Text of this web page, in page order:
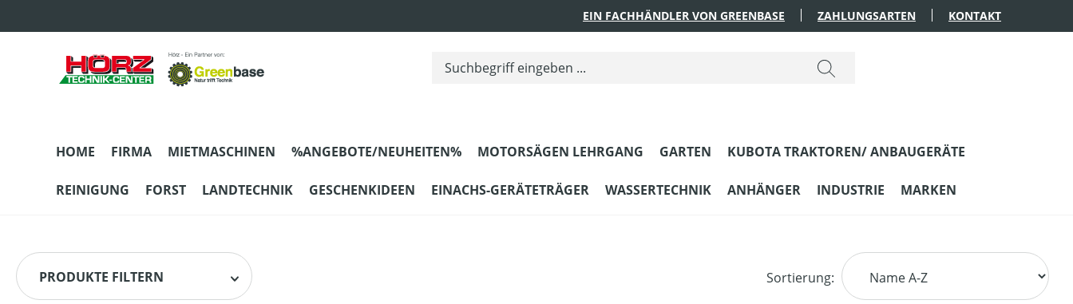
EIN FACHHÄNDLER VON GREENBASE ZAHLUNGSARTEN KONTAKT
HOME FIRMA MIETMASCHINEN %ANGEBOTE/NEUHEITEN% MOTORSÄGEN LEHRGANG GARTEN KUBOTA TRAKTOREN/ ANBAUGERÄTE
REINIGUNG FORST LANDTECHNIK GESCHENKIDEEN EINACHS-GERÄTETRÄGER WASSERTECHNIK ANHÄNGER INDUSTRIE MARKEN
PRODUKTE FILTERN Sortierung: